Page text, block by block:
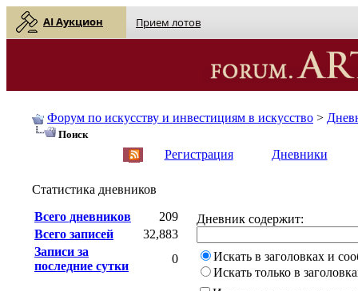
AI Аукцион Прием лотов
Форум по искусству и инвестициям в искусство >
Поиск
Регистрация Дневники
Дневник содержит:
Искать в заголовках и
Искать только в
Статистика дневников
Всего дневников
209
Всего записей
32,883
Записи за
последние сутки
0